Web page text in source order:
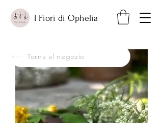
I Fiori di Ophelia
Torna al negozio